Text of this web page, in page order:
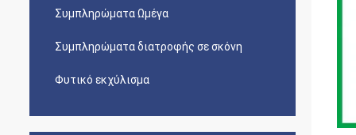
Συμπληρώματα Ωμέγα
Συμπληρώματα διατροφής σε σκόνη
Φυτικό εκχύλισμα